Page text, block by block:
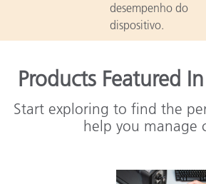
desempenho do
dispositivo.
Products Featured
Start exploring to find the
help you manage